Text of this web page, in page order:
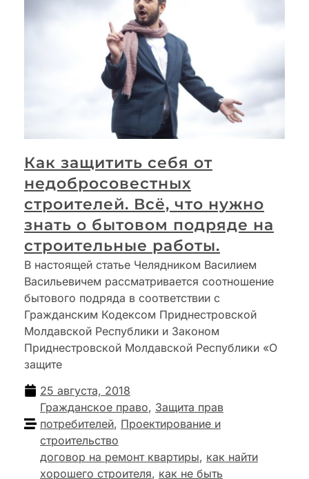
Как защитить себя от
недобросовестных
строителей. Всё, что нужно
знать о бытовом подряде на
строительные работы.
В настоящей статье Челядником Василием
Васильевичем рассматривается соотношение
бытового подряда в соответствии с
Гражданским Кодексом Приднестровской
Молдавской Республики и Законом
Приднестровской Молдавской Республики «О
защите
25 августа, 2018
Гражданское право, Защита прав
потребителей, Проектирование и
строительство
договор на ремонт квартиры, как найти
хорошего строителя, как не быть